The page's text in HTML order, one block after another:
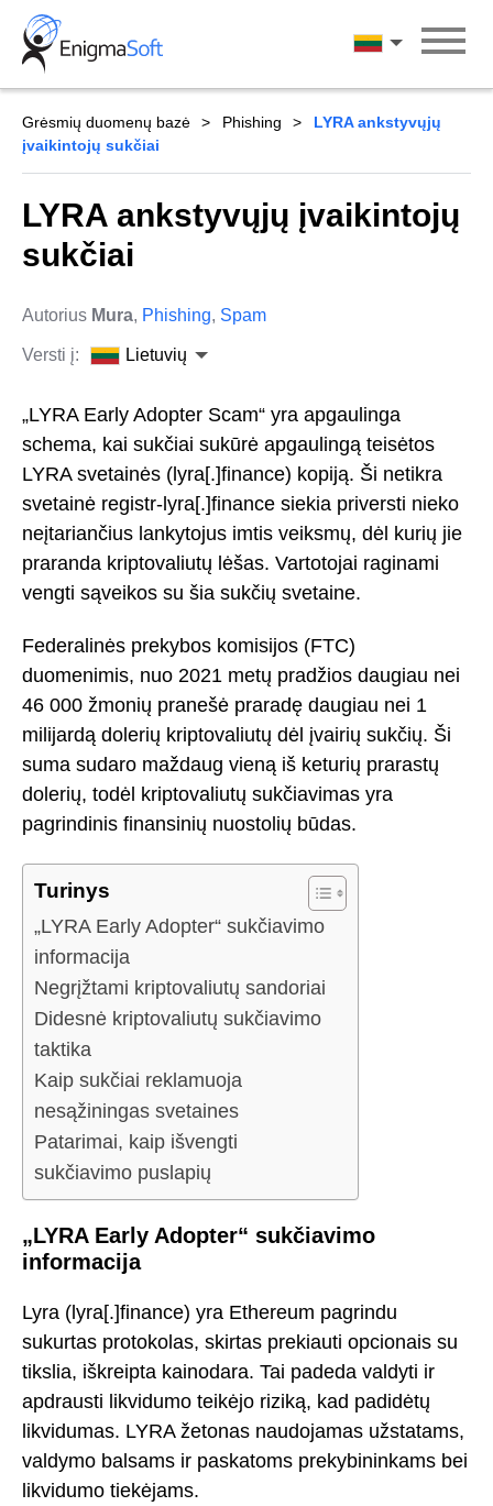
Skip
content
Lietuvių
Grėsmių duomenų bazė Phishing
LYRA ankstyvųjų
įvaikintojų sukčiai
LYRA ankstyvųjų įvaikintojų
sukčiai
Autorius Mura, Phishing, Spam
Versti į: Lietuvių
„LYRA Early Adopter Scam“ yra apgaulinga
schema, kai sukčiai sukūrė apgaulingą teisėtos
LYRA svetainės (lyra[.]finance) kopiją. Ši netikra
svetainė registr-lyra[.]finance siekia priversti nieko
neįtariančius lankytojus imtis veiksmų, dėl kurių jie
praranda kriptovaliutų lėšas. Vartotojai raginami
vengti sąveikos su šia sukčių svetaine.
Federalinės prekybos komisijos (FTC)
duomenimis, nuo 2021 metų pradžios daugiau nei
46 000 žmonių pranešė praradę daugiau nei 1
milijardą dolerių kriptovaliutų dėl įvairių sukčių. Ši
suma sudaro maždaug vieną iš keturių prarastų
dolerių, todėl kriptovaliutų sukčiavimas yra
pagrindinis finansinių nuostolių būdas.
Turinys
„LYRA Early Adopter“ sukčiavimo
informacija
Negrįžtami kriptovaliutų sandoriai
Didesnė kriptovaliutų sukčiavimo
taktika
Kaip sukčiai reklamuoja
nesąžiningas svetaines
Patarimai, kaip išvengti
sukčiavimo puslapių
„LYRA Early Adopter“ sukčiavimo
informacija
Lyra (lyra[.]finance) yra Ethereum pagrindu
sukurtas protokolas, skirtas prekiauti opcionais su
tikslia, iškreipta kainodara. Tai padeda valdyti ir
apdrausti likvidumo teikėjo riziką, kad padidėtų
likvidumas. LYRA žetonas naudojamas užstatams,
valdymo balsams ir paskatoms prekybininkams bei
likvidumo tiekėjams.